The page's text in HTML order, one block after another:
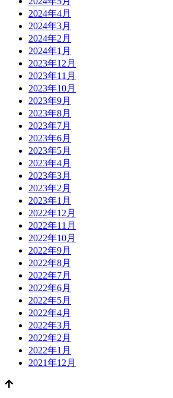
2024年4月
2024年3月
2024年2月
2024年1月
2023年12月
2023年11月
2023年10月
2023年9月
2023年8月
2023年7月
2023年6月
2023年5月
2023年4月
2023年3月
2023年2月
2023年1月
2022年12月
2022年11月
2022年10月
2022年9月
2022年8月
2022年7月
2022年6月
2022年5月
2022年4月
2022年3月
2022年2月
2022年1月
2021年12月